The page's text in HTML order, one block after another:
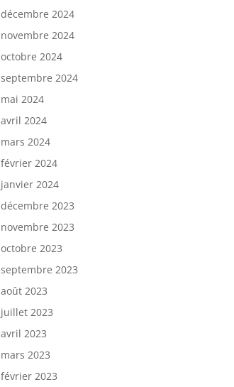
décembre 2024
novembre 2024
octobre 2024
septembre 2024
mai 2024
avril 2024
mars 2024
février 2024
janvier 2024
décembre 2023
novembre 2023
octobre 2023
septembre 2023
août 2023
juillet 2023
avril 2023
mars 2023
février 2023